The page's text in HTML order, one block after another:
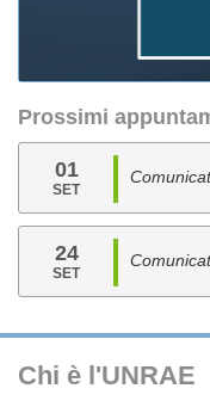
Prossimi
01
SET
24
SET
Chi è l'UNRAE